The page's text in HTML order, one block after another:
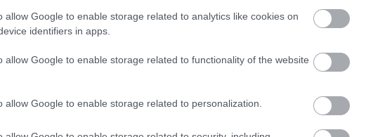
allow Google to enable storage related to analytics like cookies on
identifiers in apps.
allow Google to enable storage related to functionality of the website
allow Google to enable storage related to personalization.
orbán viktor miniszterelnök ellenzék kövér lászló
házelnök országgyűlés elnöke
a Fidesz pártlapjában
hogy